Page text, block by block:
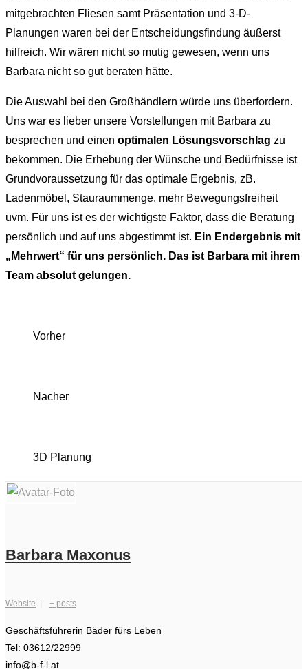
mitgebrachten Fliesen samt Präsentation und 3-D-
Planungen waren bei der Entscheidungsfindung äußerst
hilfreich. Wir wären nicht so mutig gewesen, wenn uns
Barbara nicht so gut beraten hätte.
Die Auswahl bei den Großhändlern würde uns überfordern.
Uns war es lieber unsere Vorstellungen mit Barbara zu
besprechen und einen optimalen Lösungsvorschlag zu
bekommen. Die Erhebung der Wünsche und Bedürfnisse ist
Grundvoraussetzung für das optimale Ergebnis, zB.
Ladenmöbel, Stauraummenge, mehr Bewegungsfreiheit
uvm. Für uns ist es der wichtigste Faktor, dass die Beratung
persönlich und auf uns abgestimmt ist. Ein Endergebnis mit
„Mehrwert“ für uns persönlich. Das ist Barbara mit ihrem
Team absolut gelungen.
Vorher
Nacher
3D Planung
Barbara Maxonus
Website + posts
Geschäftsführerin Bäder fürs Leben
Tel: 03612/22999
info@b-f-l.at